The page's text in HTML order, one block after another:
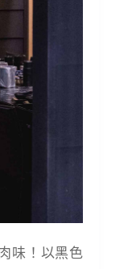
味！以黑色